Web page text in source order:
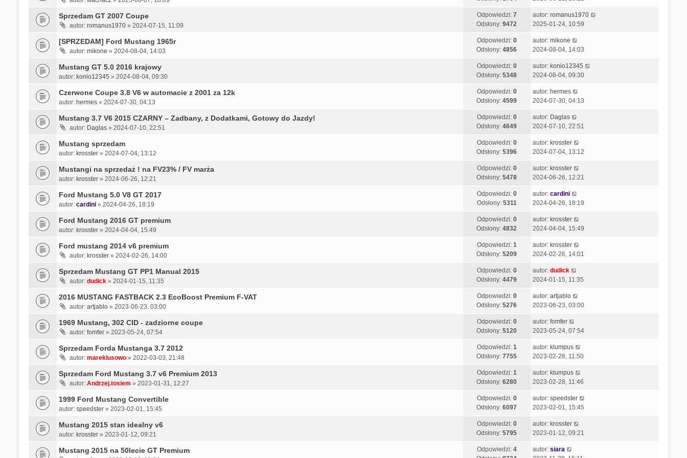
Sprzedam GT 2007 Coupe
autor: romanus1970» 2024-07-15, 11:09
Odpowiedzi: 7
Odsłony:9472
autor: romanus1970
2025-01-24, 10:59
[SPRZEDAM] Ford Mustang 1965r
autor: mikone » 2024-08-04, 14:03
Odpowiedzi: 0
Odsłony:4856
autor: mikone
2024-08-04, 14:03
Mustang GT 5.0 2016 krajowy
autor: konio12345 » 2024-08-04, 09:30
Odpowiedzi: 0
Odsłony:5348
autor: konio12345
2024-08-04, 09:30
Czerwone Coupe 3.8 V6 w automacie z 2001 za 12k
autor: hermes» 2024-07-30, 04:13
Odpowiedzi: 0
Odsłony:4599
autor: hermes
2024-07-30, 04:13
Mustang 3.7 V6 2015 CZARNY – Zadbany, z Dodatkami, Gotowy do Jazdy!
autor: Daglas» 2024-07-10, 22:51
Odpowiedzi: 0
Odsłony:4649
autor: Daglas
2024-07-10, 22:51
Mustang sprzedam
autor: krosster» 2024-07-04, 13:12
Odpowiedzi: 0
Odsłony:5396
autor: krosster
2024-07-04, 13:12
Mustangi na sprzedaż ! na FV23% / FV marża
autor: krosster» 2024-06-26, 12:21
Odpowiedzi: 0
Odsłony:5478
autor: krosster
2024-06-26, 12:21
Ford Mustang 5.0 V8 GT 2017
autor: cardini» 2024-04-26, 18:19
Odpowiedzi: 0
Odsłony: 5311
autor: cardini
2024-04-26, 18:19
Ford Mustang 2016 GT premium
autor: krosster» 2024-04-04, 15:49
Odpowiedzi: 0
Odsłony:4832
autor: krosster
2024-04-04, 15:49
Ford mustang 2014 v6 premium
autor: krosster» 2024-02-26, 14:00
Odpowiedzi: 1
Odsłony:5209
autor: krosster
2024-02-26, 14:01
Sprzedam Mustang GT PP1 Manual 2015
autor: dudick» 2024-01-15, 11:35
Odpowiedzi: 0
Odsłony:4479
autor: dudick
2024-01-15, 11:35
2016 MUSTANG FASTBACK 2.3 EcoBoost Premium F-VAT
autor: artjablo» 2023-06-23, 03:00
Odpowiedzi: 0
Odsłony:5276
autor: artjablo
2023-06-23, 03:00
1969 Mustang, 302 CID - zadziorne coupe
autor: fomfer» 2023-05-24, 07:54
Odpowiedzi: 0
Odsłony:5120
autor: fomfer
2023-05-24, 07:54
Sprzedam Forda Mustanga 3.7 2012
autor: mareklusowo» 2022-03-03, 21:48
Odpowiedzi: 1
Odsłony:7755
autor: klumpus
2023-02-28, 11:50
Sprzedam Ford Mustang 3.7 v6 Premium 2013
autor: Andrzej.tosiem » 2023-01-31, 12:27
Odpowiedzi: 1
Odsłony:6280
autor: klumpus
2023-02-28, 11:46
1999 Ford Mustang Convertible
autor: speedster» 2023-02-01, 15:45
Odpowiedzi: 0
Odsłony:6097
autor: speedster
2023-02-01, 15:45
Mustang 2015 stan idealny v6
autor: krosster» 2023-01-12, 09:21
Odpowiedzi: 0
Odsłony:5795
autor: krosster
2023-01-12, 09:21
Mustang 2015 na 50lecie GT Premium Odpowiedzi: 4
autor: siara